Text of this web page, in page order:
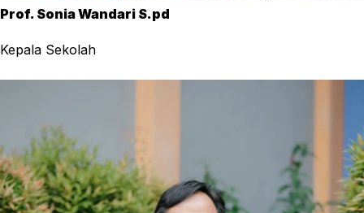
Prof. Sonia Wandari S.pd
Kepala Sekolah